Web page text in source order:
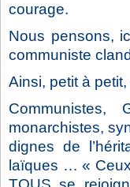
courage.
Nous pensons,
communiste
Ainsi, petit à
monarchistes,
dignes de
laïques … «